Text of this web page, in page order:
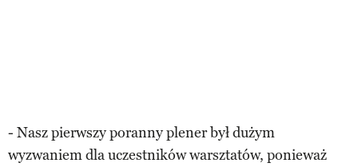
- Nasz pierwszy poranny plener był dużym
wyzwaniem dla uczestników warsztatów, ponieważ